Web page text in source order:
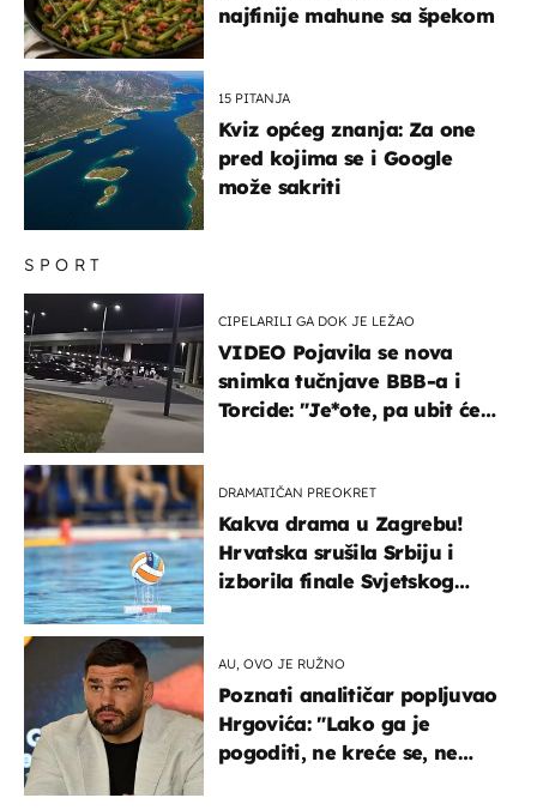
SPORT
CIPELARILI GA DOK JE LEŽAO
VIDEO Pojavila se nova
snimka tučnjave BBB-a i
Torcide: "Je*ote, pa ubit će
DRAMATIČAN PREOKRET
Kakva drama u Zagrebu!
Hrvatska srušila Srbiju i
izborila finale Svjetskog
AU, OVO JE RUŽNO
Poznati analitičar popljuvao
Hrgovića: "Lako ga je
pogoditi, ne kreće se, ne
najfinije mahune sa špekom
15 PITANJA
Kviz općeg znanja: Za one
pred kojima se i Google
može sakriti